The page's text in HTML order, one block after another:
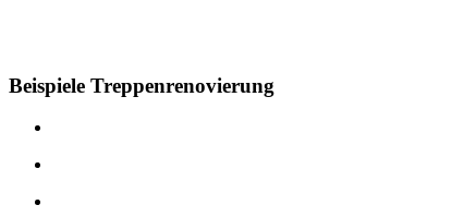
Beispiele Treppenrenovierung